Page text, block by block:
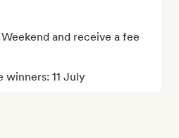
and receive a fee
11 July